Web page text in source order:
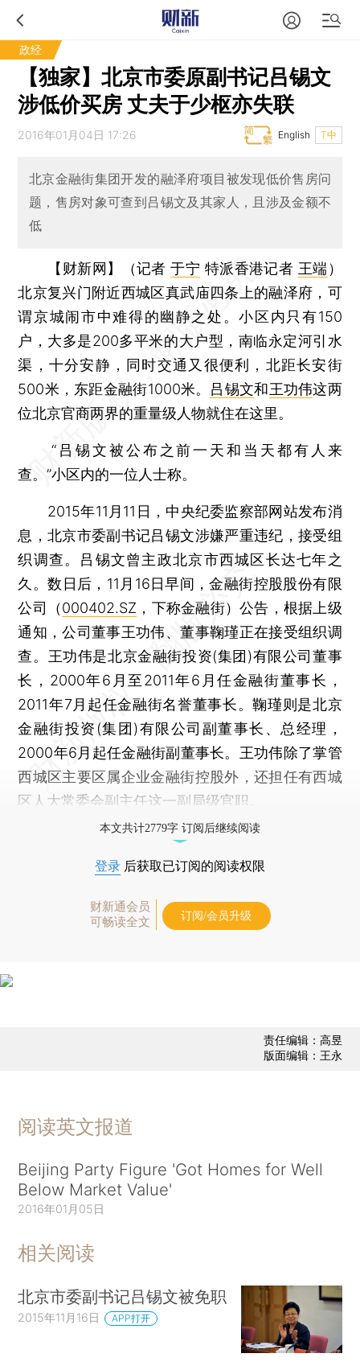
政经
【独家】北京市委原副书记吕锡文
涉低价买房 丈夫于少枢亦失联
2016年01月04日 17:26 T中
English
北京金融街集团开发的融泽府项目被发现低价售房问
题，售房对象可查到吕锡文及其家人，且涉及金额不
低
【财新网】（记者于宁 特派香港记者 王端）
北京复兴门附近西城区真武庙四条上的融泽府，可
谓京城闹市中难得的幽静之处。小区内只有150
户，大多是200多平米的大户型，南临永定河引水
渠，十分安静，同时交通又很便利，北距长安街
500米，东距金融街1000米。 吕锡文和王功伟这两
位北京官商两界的重量级人物就住在这里。
“吕锡文被公布之前一天和当天都有人来
查。”小区内的一位人士称。
2015年11月11日，中央纪委监察部网站发布消
息，北京市委副书记吕锡文涉嫌严重违纪，接受组
织调查。吕锡文曾主政北京市西城区长达七年之
久。数日后，11月16日早间，金融街控股股份有限
公司（000402.SZ ，下称金融街）公告，根据上级
通知，公司董事王功伟、董事鞠瑾正在接受组织调
查。王功伟是北京金融街投资(集团)有限公司董事
长，2000年6月至2011年6月任金融街董事长，
2011年7月起任金融街名誉董事长。鞠瑾则是北京
金融街投资(集团)有限公司副董事长、总经理，
2000年6月起任金融街副董事长。王功伟除了掌管
西城区主要区属企业金融街控股外，还担任有西城
区人大常委会副主任这一副局级官职。
本文共计2779字 订阅后继续阅读
登录 后获取已订阅的阅读权限
财新通会员
可畅读全文
订阅/会员升级
责任编辑：高昱
版面编辑：王永
阅读英文报道
Beijing Party Figure 'Got Homes for Well
Below Market Value'
2016年01月05日
相关阅读
北京市委副书记吕锡文被免职
2015年11月16日 APP打开